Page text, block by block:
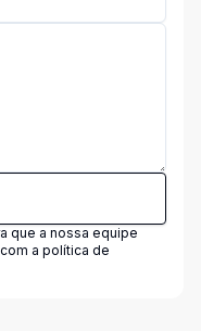
que a nossa equipe
a política de